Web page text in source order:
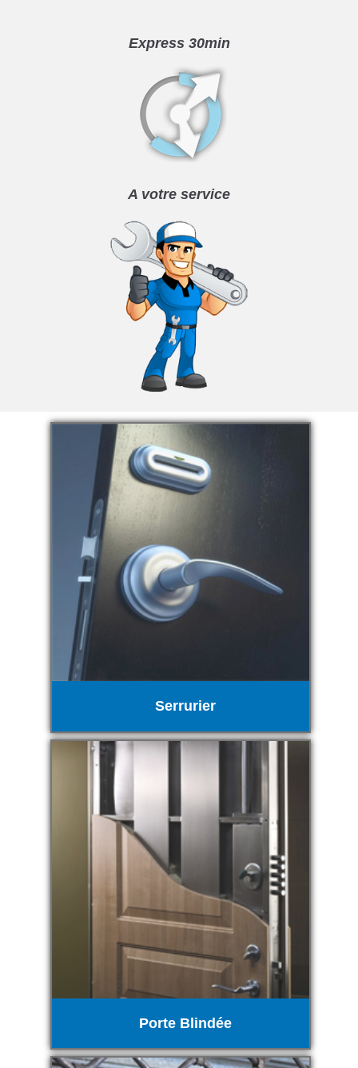
Express 30min
A votre service
Serrurier
Porte Blindée